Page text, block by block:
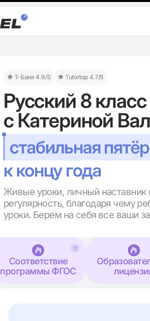
Т-Банк 4.9/5 Tutortop 4.7/5
Русский 8 класс
с Катериной
стабильная
к концу года
Живые уроки, личный наставник
регулярность, благодаря чему
уроки. Берем на себя все ваши
Соответствие
программы ФГОС
?